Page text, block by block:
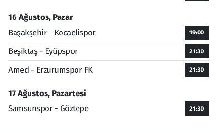
16 Ağustos, Pazar
Başakşehir - Kocaelispor
19:00
Beşiktaş - Eyüpspor 21:30
Amed - Erzurumspor FK 21:30
17 Ağustos, Pazartesi
Samsunspor - Göztepe
21:30